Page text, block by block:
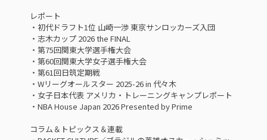
レポート
・初代ドラフト1位 山崎一渉 東京サンロッカーズ入団
・志木カップ 2026 the FINAL
・第75回関東大学選手権大会
・第60回関東大学女子選手権大会
・第61回日筑定期戦
・Wリーグオールスター 2025-26 in 代々木
・女子日本代表 アメリカ・トレーニングキャンプレポート
・NBA House Japan 2026 Presented by Prime
コラム＆トピックス＆連載